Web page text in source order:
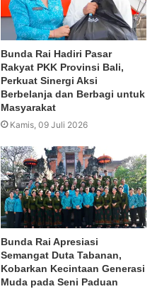
Bunda Rai Hadiri Pasar
Rakyat PKK Provinsi Bali,
Perkuat Sinergi Aksi
Berbelanja dan Berbagi untuk
Masyarakat
Kamis, 09 Juli 2026
Bunda Rai Apresiasi
Semangat Duta Tabanan,
Kobarkan Kecintaan Generasi
Muda pada Seni Paduan